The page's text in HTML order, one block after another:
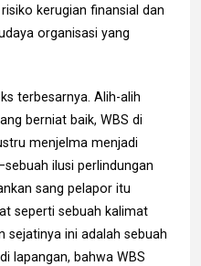
kerugian finansial dan
organisasi yang
terbesarnya. Alih-alih
berniat baik, WBS di
menjelma menjadi
ilusi perlindungan
sang pelapor itu
seperti sebuah kalimat
sejatinya ini adalah sebuah
lapangan, bahwa WBS